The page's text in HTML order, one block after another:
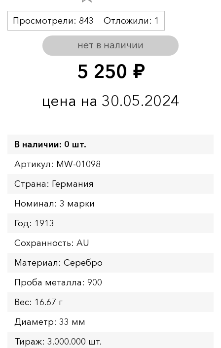
5 250 руб.
цена на 30.05.2024
нет в наличии
Просмотрели: 843 Отложили: 1
В наличии: 0 шт.
Артикул: MW-01098
Страна: Германия
Номинал: 3 марки
Год: 1913
Сохранность: AU
Материал: Серебро
Проба металла: 900
Вес: 16.67 г
Диаметр: 33 мм
Тираж: 3.000.000 шт.